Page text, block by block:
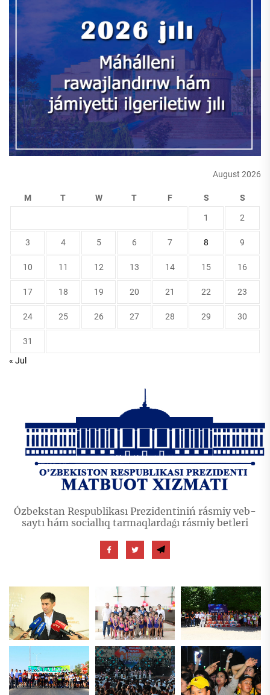
August 2026
M T W T F S S
1 2
3 4 5 6 7 8 9
10 11 12 13 14 15 16
17 18 19 20 21 22 23
24 25 26 27 28 29 30
31
« Jul
Ózbekstan Respublikası Prezidentiniń rásmiy veb-
saytı hám sociallıq tarmaqlardaǵı rásmiy betleri